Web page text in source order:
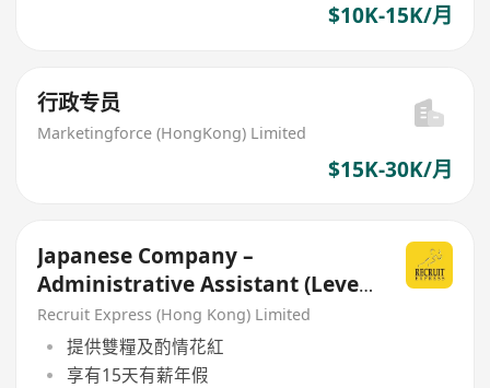
$10K-15K/月
行政专员
Marketingforce (HongKong) Limited
$15K-30K/月
Japanese Company –
Administrative Assistant (Level
N3)
Recruit Express (Hong Kong) Limited
提供雙糧及酌情花紅
享有15天有薪年假